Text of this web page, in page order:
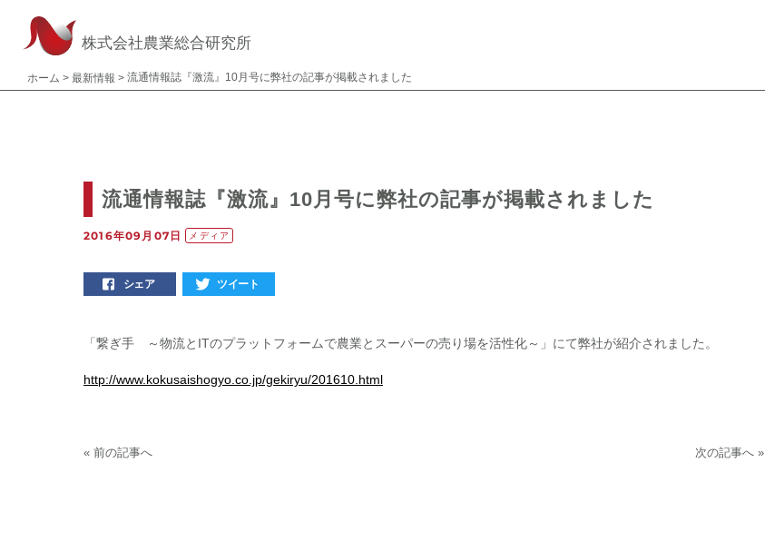
株式会社農業総合研究所
ホーム > 最新情報 > 流通情報誌『激流』10月号に弊社の記事が掲載されました
流通情報誌『激流』10月号に弊社の記事が掲載されました
2016年09月07日 メディア
シェア ツイート
「繋ぎ手 ～物流とITのプラットフォームで農業とスーパーの売り場を活性化～」にて弊社が紹介されました。
http://www.kokusaishogyo.co.jp/gekiryu/201610.html
次の記事へ »
« 前の記事へ